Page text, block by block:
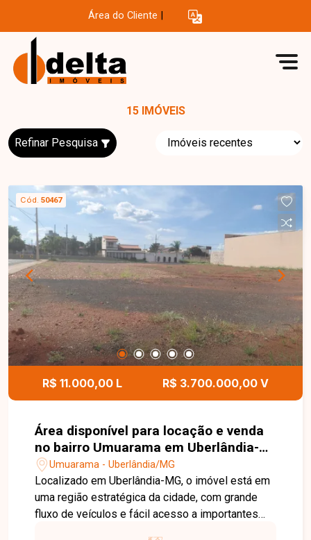
Área do Cliente
15 IMÓVEIS
Refinar Pesquisa
Cód. 50467
R$ 11.000,00 L R$ 3.700.000,00 V
Área disponível para locação e venda
no bairro Umuarama em Uberlândia-
MGUmuarama - Uberlândia/MG
Localizado em Uberlândia-MG, o imóvel está em
uma região estratégica da cidade, com grande
fluxo de veículos e fácil acesso a importantes